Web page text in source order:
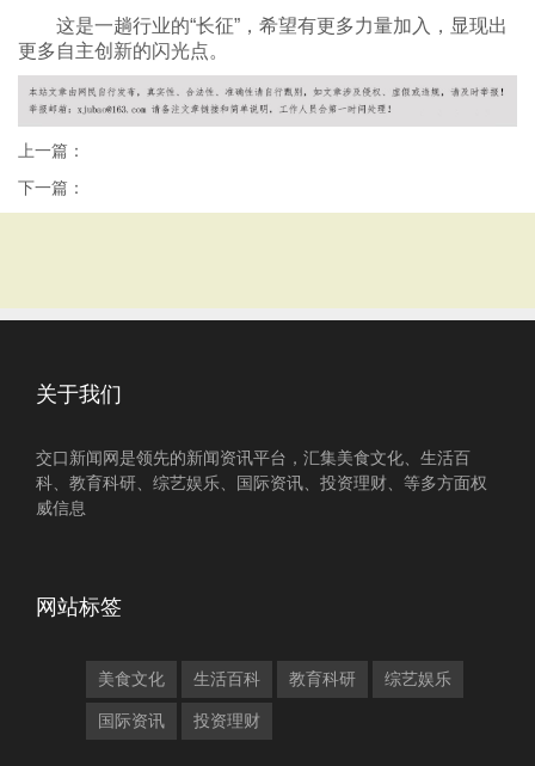
这是一趟行业的“长征”，希望有更多力量加入，显现出
更多自主创新的闪光点。
上一篇：
下一篇：
关于我们
交口新闻网是领先的新闻资讯平台，汇集美食文化、生活百
科、教育科研、综艺娱乐、国际资讯、投资理财、等多方面权
威信息
网站标签
美食文化 生活百科 教育科研 综艺娱乐
国际资讯 投资理财